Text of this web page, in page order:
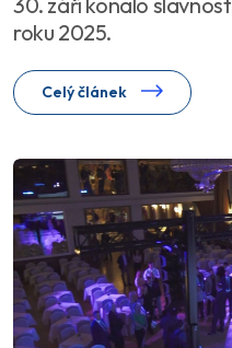
roku 2025.
Celý článek